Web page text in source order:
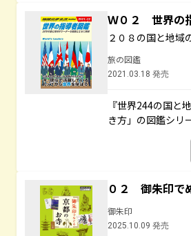
Ｗ０２ 世界の
２０８の国と地域
旅の図鑑
2021.03.18 発売
『世界244の国
き方」の図鑑シリ
０２ 御朱印で
御朱印
2025.10.09 発売